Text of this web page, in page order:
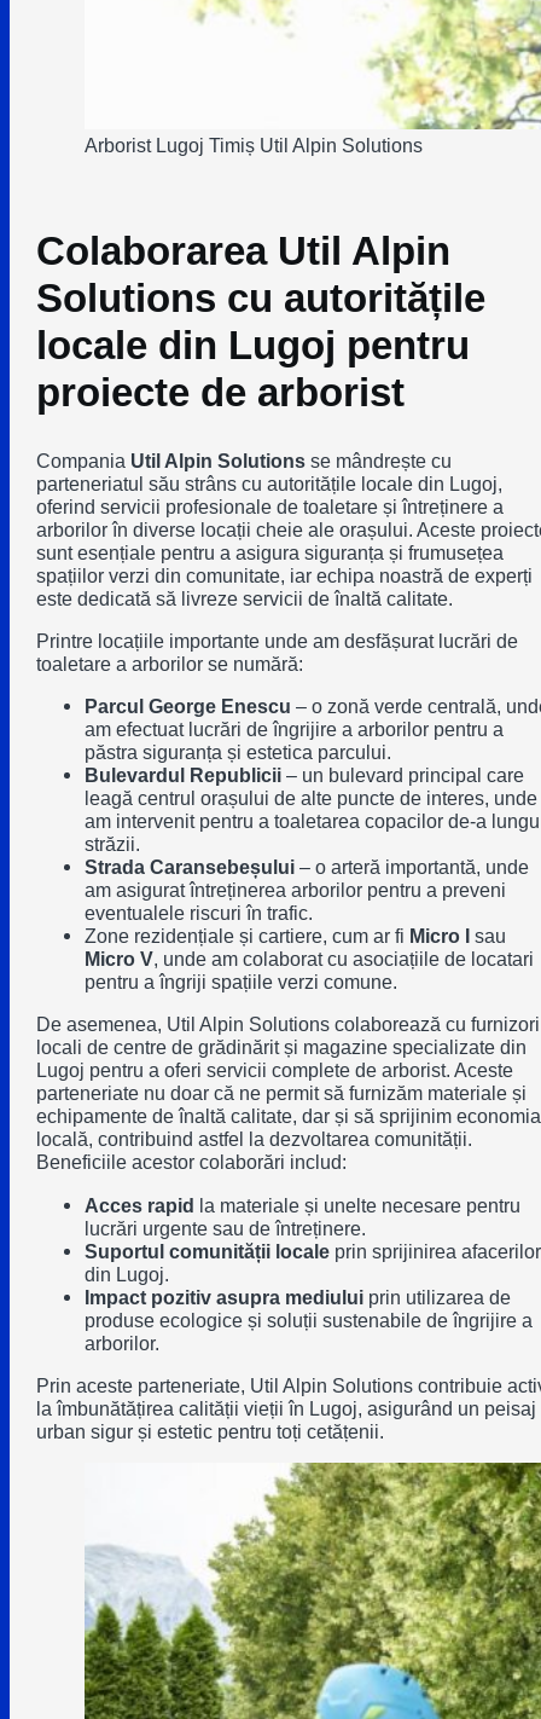
Arborist Lugoj Timiș Util Alpin Solutions
Colaborarea Util Alpin
Solutions cu autoritățile
locale din Lugoj pentru
proiecte de arborist
Compania Util Alpin Solutionsse mândrește cu
parteneriatul său strâns cu autoritățile locale din Lugoj,
oferind servicii profesionale de toaletare și întreținere a
arborilor în diverse locații cheie ale orașului. Aceste
sunt esențiale pentru a asigura siguranța și frumusețea
spațiilor verzi din comunitate, iar echipa noastră de experți
este dedicată să livreze servicii de înaltă calitate.
Printre locațiile importante unde am desfășurat lucrări de
toaletare a arborilor se numără:
Parcul George Enescu – o zonă verde centrală,
am efectuat lucrări de îngrijire a arborilor pentru a
păstra siguranța și estetica parcului.
Bulevardul Republicii– un bulevard principal care
leagă centrul orașului de alte puncte de interes, unde
am intervenit pentru a toaletarea copacilor de-a
străzii.
Strada Caransebeșului– o arteră importantă, unde
am asigurat întreținerea arborilor pentru a preveni
eventualele riscuri în trafic.
Zone rezidențiale și cartiere, cum ar fi Micro Isau
Micro V, unde am colaborat cu asociațiile de locatari
pentru a îngriji spațiile verzi comune.
De asemenea, Util Alpin Solutions colaborează cu furnizori
locali de centre de grădinărit și magazine specializatedin
Lugoj pentru a oferi servicii complete de arborist. Aceste
parteneriate nu doar că ne permit să furnizăm materiale și
echipamente de înaltă calitate, dar și să sprijinim economia
locală, contribuind astfel la dezvoltarea comunității.
Beneficiile acestor colaborări includ:
Acces rapid la materiale și unelte necesare pentru
lucrări urgente sau de întreținere.
Suportul comunității localeprin sprijinirea afacerilor
din Lugoj.
Impact pozitiv asupra mediuluiprin utilizarea de
produse ecologice și soluții sustenabile de îngrijire a
arborilor.
Prin aceste parteneriate, Util Alpin Solutions contribuie
la îmbunătățirea calității vieții în Lugoj, asigurând un peisaj
urban sigur și estetic pentru toți cetățenii.